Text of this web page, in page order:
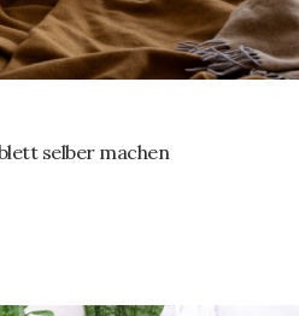
selber machen